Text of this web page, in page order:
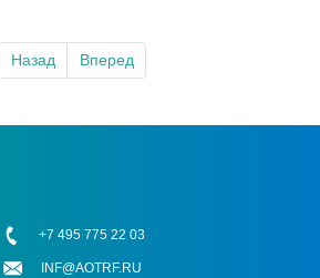
Назад Вперед
+7 495 775 22 03
INF@AOTRF.RU